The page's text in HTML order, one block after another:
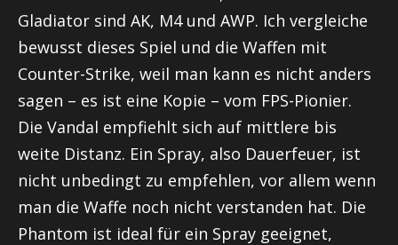
Gladiator sind AK, M4 und AWP. Ich vergleiche
bewusst dieses Spiel und die Waffen mit
Counter-Strike, weil man kann es nicht anders
sagen – es ist eine Kopie – vom FPS-Pionier.
Die Vandal empfiehlt sich auf mittlere bis
weite Distanz. Ein Spray, also Dauerfeuer, ist
nicht unbedingt zu empfehlen, vor allem wenn
man die Waffe noch nicht verstanden hat. Die
Phantom ist ideal für ein Spray geeignet,